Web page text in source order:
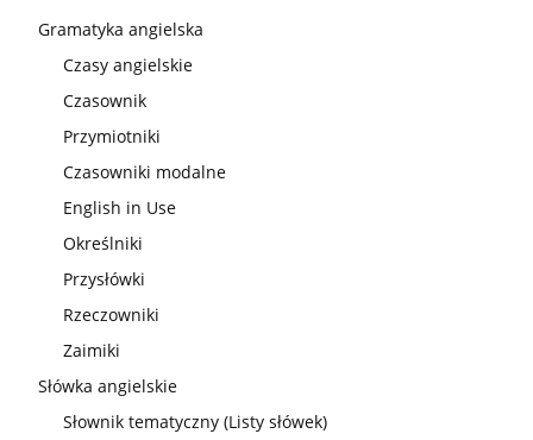
Gramatyka angielska
Czasy angielskie
Czasownik
Przymiotniki
Czasowniki modalne
English in Use
Określniki
Przysłówki
Rzeczowniki
Zaimiki
Słówka angielskie
Słownik tematyczny (Listy słówek)